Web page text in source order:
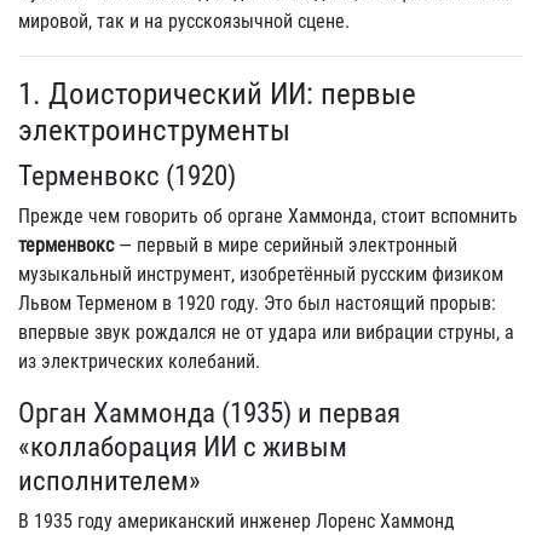
мировой, так и на русскоязычной сцене.
1. Доисторический ИИ: первые
электроинструменты
Терменвокс (1920)
Прежде чем говорить об органе Хаммонда, стоит вспомнить
терменвокс— первый в мире серийный электронный
музыкальный инструмент, изобретённый русским физиком
Львом Терменом в 1920 году. Это был настоящий прорыв:
впервые звук рождался не от удара или вибрации струны, а
из электрических колебаний.
Орган Хаммонда (1935) и первая
«коллаборация ИИ с живым
исполнителем»
В 1935 году американский инженер Лоренс Хаммонд